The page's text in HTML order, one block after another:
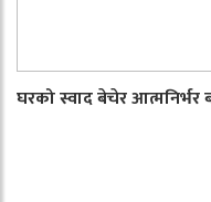
घरको स्वाद बेचेर आत्मनिर्भर